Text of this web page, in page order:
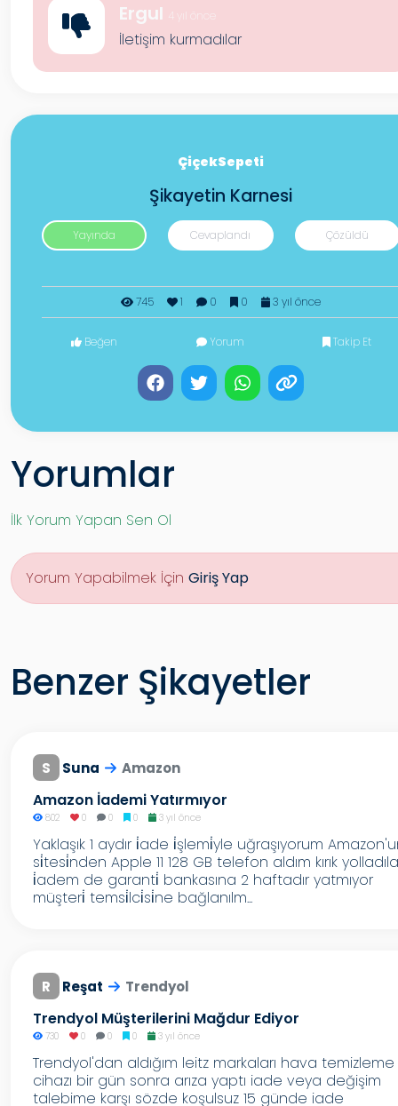
Ergul 4 yıl önce
İletişim kurmadılar
ÇiçekSepeti
Şikayetin Karnesi
Yayında Cevaplandı Çözüldü
745 1 0 0 3 yıl önce
Beğen Yorum Takip Et
Yorumlar
İlk Yorum Yapan Sen Ol
Yorum Yapabilmek İçin Giriş Yap
Benzer Şikayetler
S Suna Amazon
Amazon İademi Yatırmıyor
802 0 0 0 3 yıl önce
Yaklaşık 1 aydır i̇ade i̇şlemi̇yle uğraşıyorum
si̇tesi̇nden Apple 11 128 GB telefon aldım kırık
i̇adem de garanti̇ bankasına 2 haftadır yatmıyor
müşteri̇ temsi̇lci̇si̇ne bağlanılm...
R Reşat Trendyol
Trendyol Müşterilerini Mağdur Ediyor
730 0 0 0 3 yıl önce
Trendyol'dan aldığım leitz markaları hava temizleme
cihazı bir gün sonra arıza yaptı iade veya değişim
talebime karşı sözde koşulsuz 15 günde iade